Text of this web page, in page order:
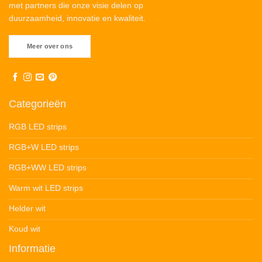
met partners die onze visie delen op
duurzaamheid, innovatie en kwaliteit.
Meer over ons
Categorieën
RGB LED strips
RGB+W LED strips
RGB+WW LED strips
Warm wit LED strips
Helder wit
Koud wit
Informatie